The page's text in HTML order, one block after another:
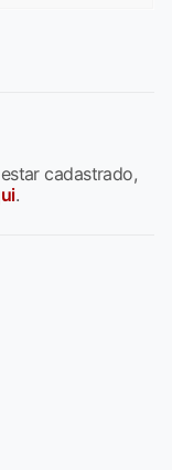
cadastrado,
.